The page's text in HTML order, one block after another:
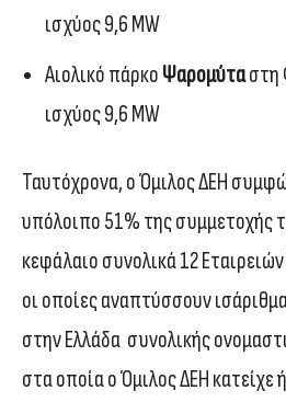
ισχύος 9,6 MW
Αιολικό πάρκο Ψαρομύταστη
ισχύος 9,6 MW
Ταυτόχρονα, ο Όμιλος ΔΕΗ
υπόλοιπο 51% της συμμετοχής
κεφάλαιο συνολικά 12
οι οποίες αναπτύσσουν
στην Ελλάδα συνολικής
στα οποία ο Όμιλος ΔΕΗ κατείχε